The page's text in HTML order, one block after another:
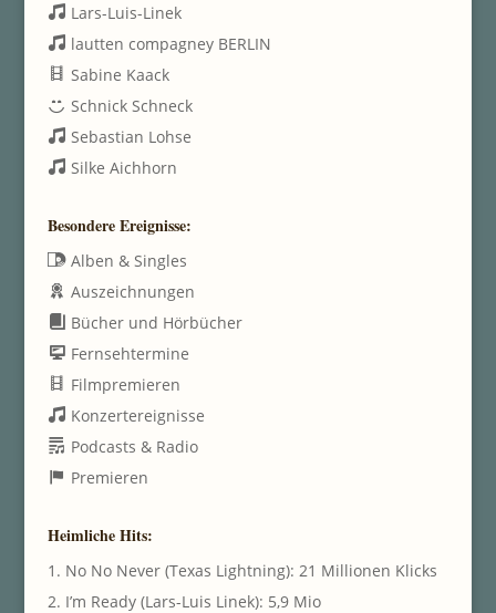
Lars-Luis-Linek
lautten compagney BERLIN
Sabine Kaack
Schnick Schneck
Sebastian Lohse
Silke Aichhorn
Besondere Ereignisse:
Alben & Singles
Auszeichnungen
Bücher und Hörbücher
Fernsehtermine
Filmpremieren
Konzertereignisse
Podcasts & Radio
Premieren
Heimliche Hits:
1. No No Never (Texas Lightning): 21 Millionen Klicks
2. I’m Ready (Lars-Luis Linek): 5,9 Mio